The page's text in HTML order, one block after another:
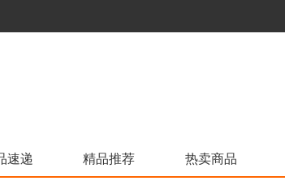
速递 精品推荐 热卖商品